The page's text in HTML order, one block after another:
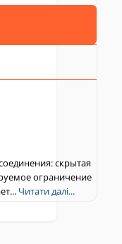
скрытая
ограничение
Читати далі...